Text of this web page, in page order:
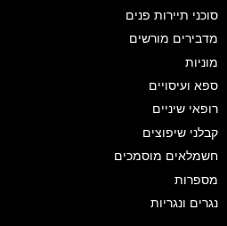
סוכני תיירות פנים
מדבירים מורשים
מוניות
ספא ועיסויים
רופאי שיניים
קבלני שיפוצים
חשמלאים מוסמכים
מספרות
נגרים ונגריות